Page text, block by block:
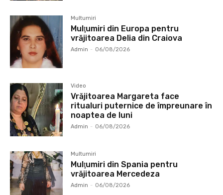
Multumiri
Mulţumiri din Europa pentru
vrăjitoarea Delia din Craiova
Admin - 06/08/2026
Video
Vrăjitoarea Margareta face
ritualuri puternice de împreunare în
noaptea de luni
Admin - 06/08/2026
Multumiri
Mulţumiri din Spania pentru
vrăjitoarea Mercedeza
Admin - 06/08/2026